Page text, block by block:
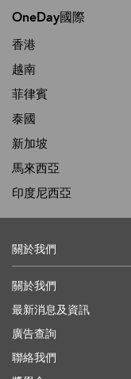
OneDay國際
香港
越南
菲律賓
泰國
新加坡
馬來西亞
印度尼西亞
關於我們
關於我們
最新消息及資訊
廣告查詢
聯絡我們